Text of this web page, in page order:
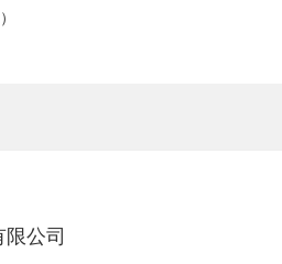
公司